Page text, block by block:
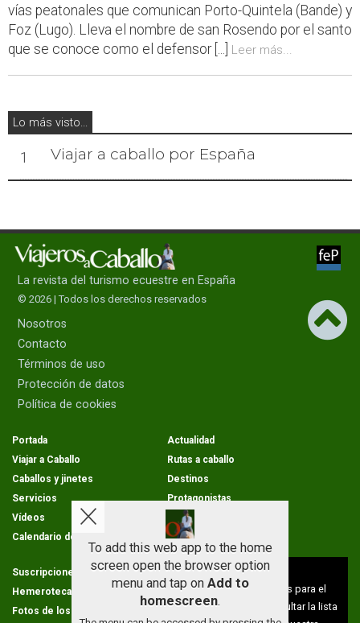
vías peatonales que comunican Porto-Quintela (Bande) y
Foz (Lugo). Lleva el nombre de san Rosendo por el santo
que se conoce como el defensor [...]
Leer más...
Lo más visto...
1 Viajar a caballo por España
La revista del turismo ecuestre en España
© 2026 | Todos los derechos reservados
Nosotros
Contacto
Términos de uso
Protección de datos
Política de cookies
Portada
Actualidad
Viajar a Caballo
Rutas a caballo
Caballos y jinetes
Destinos
Servicios
Protagonistas
Vídeos
Opinion
Calendario de rutas
Suscripciones
Condiciones de venta
Hemeroteca
Cartas de los lectores
Fotos de los lectores
Aviso sobre el Uso de cookies:
Utilizamos cookies nuestras y de terceros para el
funcionamiento del digital. Puedes consultar la lista
To add this web app to the home
screen open the browser option
menu and tap on Add to
homescreen.